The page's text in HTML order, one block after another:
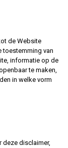
de Website
toestemming van
informatie op de
te maken,
in welke vorm
deze disclaimer,